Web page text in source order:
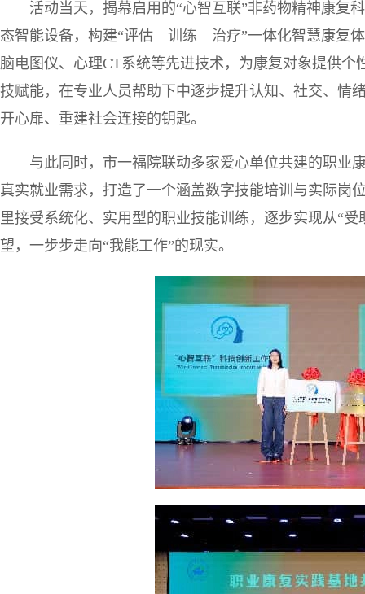
活动当天，揭幕启用的“心智互联”非药物精神康复
态智能设备，构建“评估—训练—治疗”一体化智慧康复
脑电图仪、心理CT系统等先进技术，为康复对象提供
技赋能，在专业人员帮助下中逐步提升认知、社交、情
开心扉、重建社会连接的钥匙。
与此同时，市一福院联动多家爱心单位共建的职业
真实就业需求，打造了一个涵盖数字技能培训与实际岗
里接受系统化、实用型的职业技能训练，逐步实现从“受
望，一步步走向“我能工作”的现实。